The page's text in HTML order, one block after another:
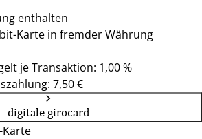
enthalten
Karte in fremder Währung
je Transaktion: 1,00 %
7,50 €
digitale girocard
Karte